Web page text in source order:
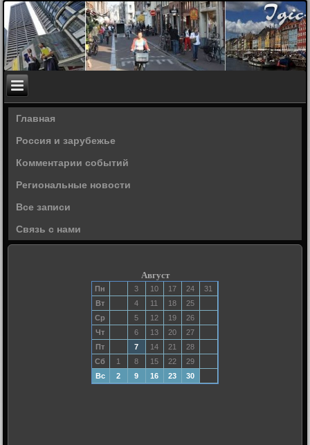
Главная
Россия и зарубежье
Комментарии событий
Региональные новости
Все записи
Связь с нами
Август
Пн 3 10 17 24
31
Вт
4 11 18
25
Ср
5 12 19
26
Чт
6 13 20
27
Пт
7 14 21
28
Сб
1 8 15 22
29
Вс
2 9 16 23 30